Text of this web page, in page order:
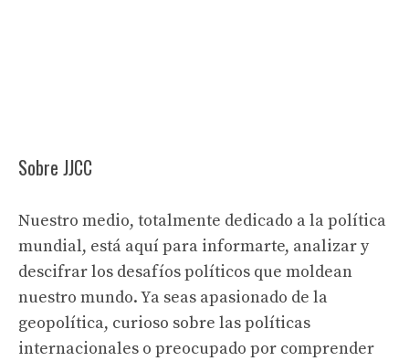
Sobre JJCC
Nuestro medio, totalmente dedicado a la política
mundial, está aquí para informarte, analizar y
descifrar los desafíos políticos que moldean
nuestro mundo. Ya seas apasionado de la
geopolítica, curioso sobre las políticas
internacionales o preocupado por comprender